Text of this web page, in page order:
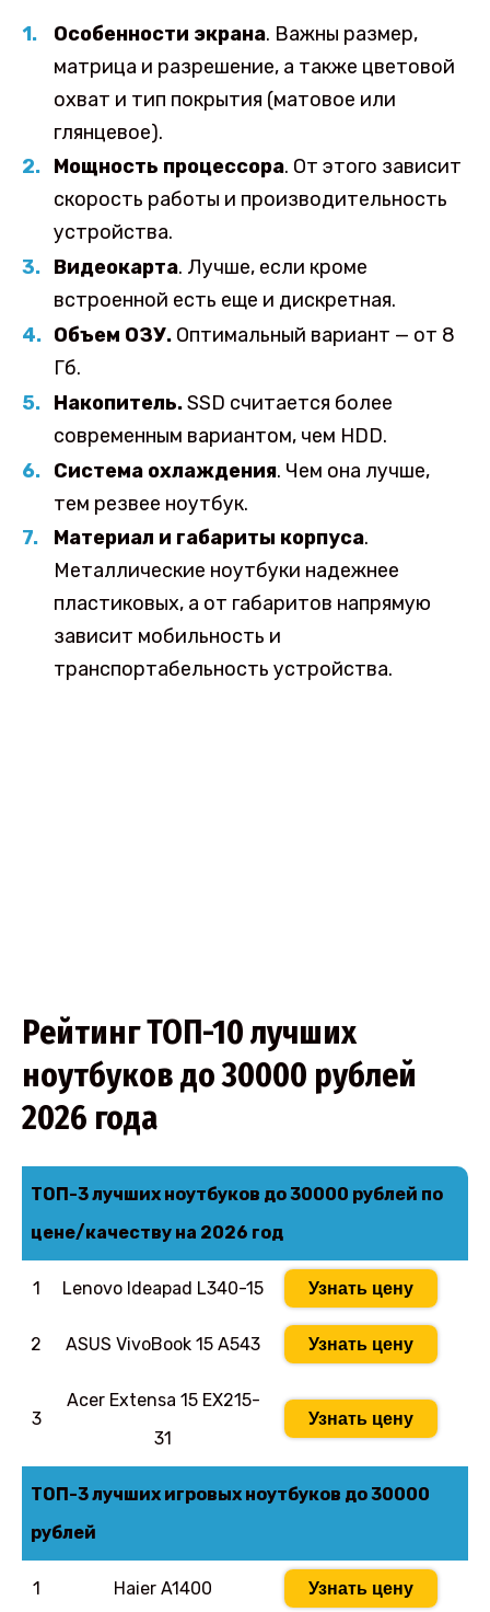
Особенности экрана. Важны размер,
матрица и разрешение, а также цветовой
охват и тип покрытия (матовое или
глянцевое).
Мощность процессора. От этого зависит
скорость работы и производительность
устройства.
Видеокарта. Лучше, если кроме
встроенной есть еще и дискретная.
Объем ОЗУ.Оптимальный вариант — от 8
Гб.
Накопитель.SSD считается более
современным вариантом, чем HDD.
Система охлаждения. Чем она лучше,
тем резвее ноутбук.
Материал и габариты корпуса.
Металлические ноутбуки надежнее
пластиковых, а от габаритов напрямую
зависит мобильность и
транспортабельность устройства.
Рейтинг ТОП-10 лучших
ноутбуков до 30000 рублей
2026 года
ТОП-3 лучших ноутбуков до 30000 рублей по
цене/качеству на 2026 год
1 Lenovo Ideapad L340-15 Узнать цену
2 ASUS VivoBook 15 A543 Узнать цену
3
Acer Extensa 15 EX215-
31
Узнать цену
ТОП-3 лучших игровых ноутбуков до 30000
рублей
1 Haier A1400 Узнать цену